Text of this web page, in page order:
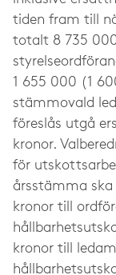
tiden fram till
totalt 8 735
1 655 000 (1
stämmovald
föreslås utgå
kronor.
för
årsstämma
kronor till
kronor till